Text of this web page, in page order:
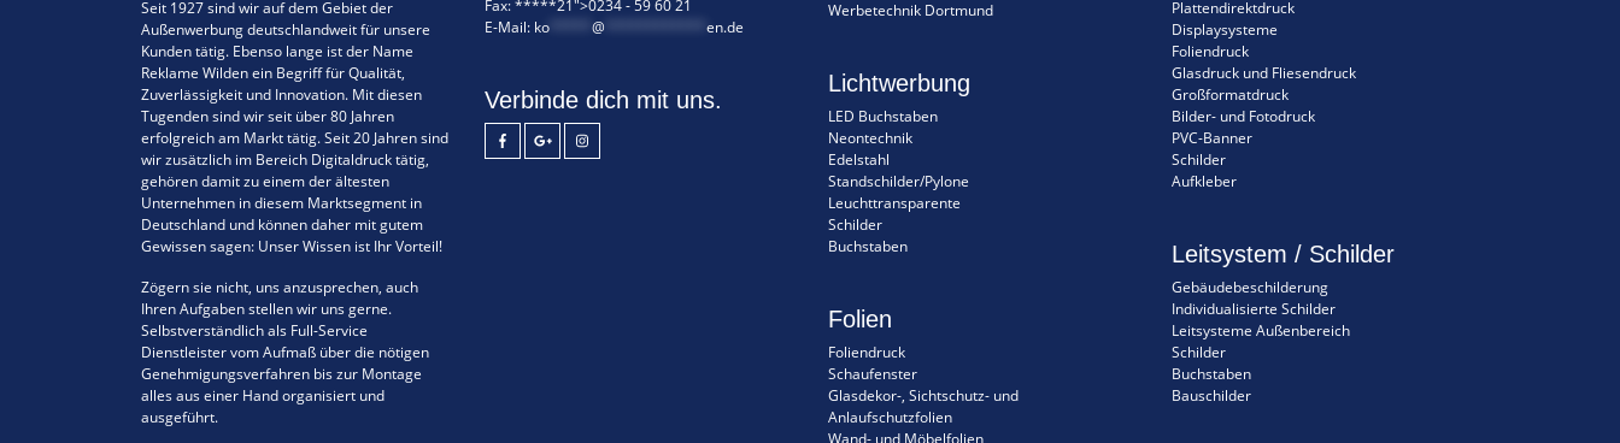
Seit 1927 sind wir auf dem Gebiet der
Außenwerbung deutschlandweit für unsere
Kunden tätig. Ebenso lange ist der Name
Reklame Wilden ein Begriff für Qualität,
Zuverlässigkeit und Innovation. Mit diesen
Tugenden sind wir seit über 80 Jahren
erfolgreich am Markt tätig. Seit 20 Jahren sind
wir zusätzlich im Bereich Digitaldruck tätig,
gehören damit zu einem der ältesten
Unternehmen in diesem Marktsegment in
Deutschland und können daher mit gutem
Gewissen sagen: Unser Wissen ist Ihr Vorteil!
Zögern sie nicht, uns anzusprechen, auch
Ihren Aufgaben stellen wir uns gerne.
Selbstverständlich als Full-Service
Dienstleister vom Aufmaß über die nötigen
Genehmigungsverfahren bis zur Montage
alles aus einer Hand organisiert und
ausgeführt.
Fax:*****21">0234 - 59 60 21
E-Mail: ko @ en.de
Verbinde dich mit uns.
Werbetechnik Dortmund
Lichtwerbung
LED Buchstaben
Neontechnik
Edelstahl
Standschilder/Pylone
Leuchttransparente
Schilder
Buchstaben
Folien
Foliendruck
Schaufenster
Glasdekor-, Sichtschutz- und
Anlaufschutzfolien
Wand- und Möbelfolien
Plattendirektdruck
Displaysysteme
Foliendruck
Glasdruck und Fliesendruck
Großformatdruck
Bilder- und Fotodruck
PVC-Banner
Schilder
Aufkleber
Leitsystem / Schilder
Gebäudebeschilderung
Individualisierte Schilder
Leitsysteme Außenbereich
Schilder
Buchstaben
Bauschilder